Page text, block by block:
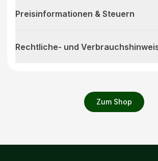
Zum Shop
Preisinformationen & Steuern
Rechtliche- und